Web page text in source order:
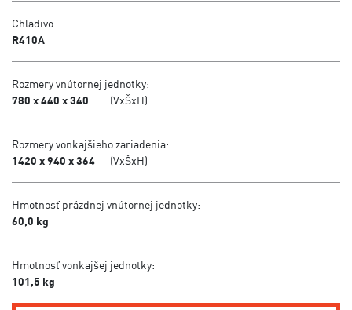
Chladivo:
R410A
Rozmery vnútornej jednotky:
780 x 440 x 340
(VxŠxH)
Rozmery vonkajšieho zariadenia:
1420 x 940 x 364
(VxŠxH)
Hmotnosť prázdnej vnútornej jednotky:
60,0 kg
Hmotnosť vonkajšej jednotky:
101,5 kg